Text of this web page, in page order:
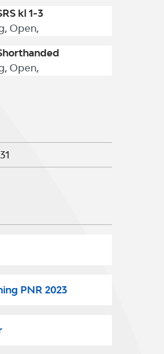
kl 1-3
Open,
Open,
PNR 2023